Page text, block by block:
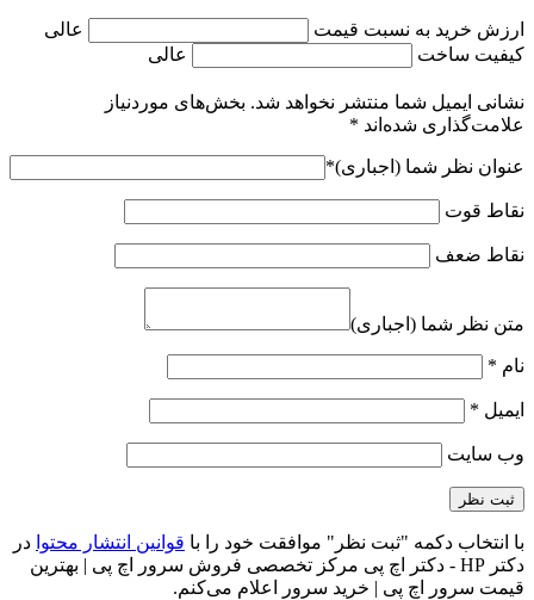
ارزش خرید به نسبت قیمت
عالی
کیفیت ساخت
عالی
نشانی ایمیل شما منتشر نخواهد شد. بخش‌های موردنیاز
علامت‌گذاری شده‌اند *
عنوان نظر شما (اجباری)*
نقاط قوت
نقاط ضعف
متن نظر شما (اجباری)
نام *
ایمیل *
وب‌ سایت
با انتخاب دکمه "ثبت نظر" موافقت خود را با قوانین انتشار محتوا در
دکتر HP - دکتر اچ پی مرکز تخصصی فروش سرور اچ پی | بهترین
قیمت سرور اچ پی | خرید سرور اعلام می‌کنم.